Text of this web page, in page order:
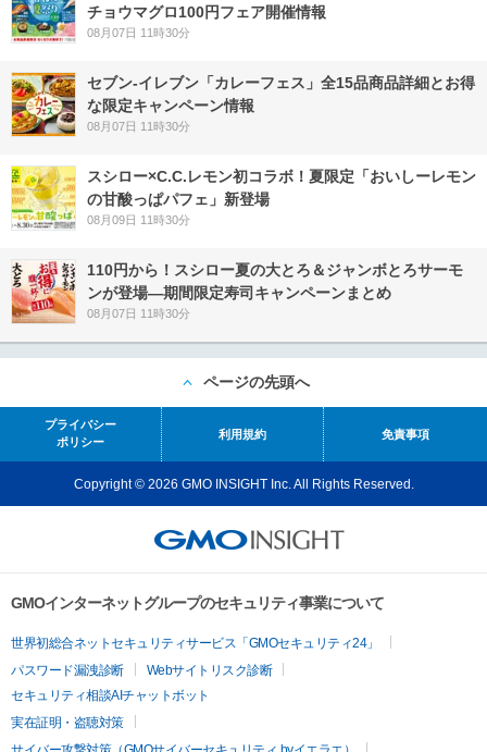
チョウマグロ100円フェア開催情報
08月07日 11時30分
セブン‐イレブン「カレーフェス」全15品商品詳細とお得
な限定キャンペーン情報
08月07日 11時30分
スシロー×C.C.レモン初コラボ！夏限定「おいしーレモン
の甘酸っぱパフェ」新登場
08月09日 11時30分
110円から！スシロー夏の大とろ＆ジャンボとろサーモ
ンが登場―期間限定寿司キャンペーンまとめ
08月07日 11時30分
ページの先頭へ
プライバシー
ポリシー
利用規約 免責事項
Copyright © 2026 GMO INSIGHT Inc. All Rights Reserved.
GMOインターネットグループのセキュリティ事業について
世界初総合ネットセキュリティサービス「GMOセキュリティ24」
パスワード漏洩診断
Webサイトリスク診断
セキュリティ相談AIチャットボット
実在証明・盗聴対策